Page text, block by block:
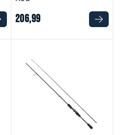
206,99